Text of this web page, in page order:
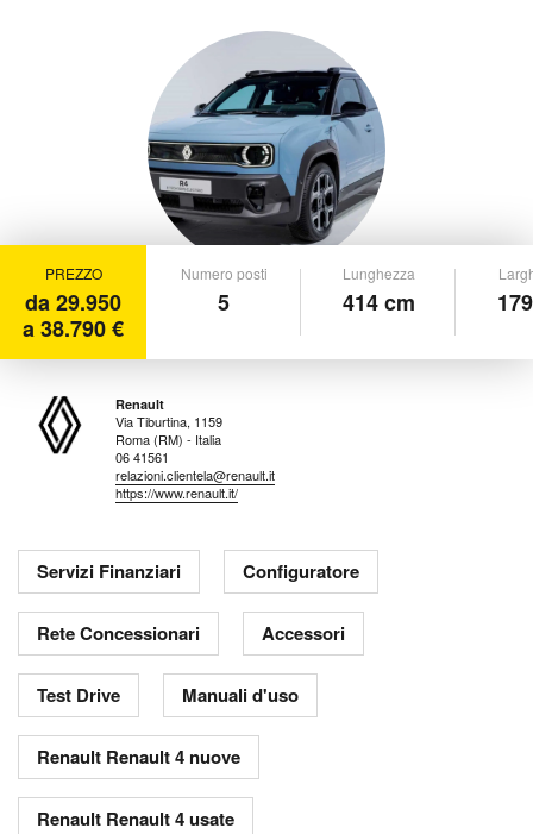
PREZZO
da 29.950
a 38.790 €
Numero posti
5
Lunghezza
414 cm
Renault
Via Tiburtina, 1159
Roma (RM) - Italia
06 41561
relazioni.clientela@renault.it
https://www.renault.it/
Servizi Finanziari Configuratore
Rete Concessionari Accessori
Test Drive Manuali d'uso
Renault Renault 4 nuove
Renault Renault 4 usate